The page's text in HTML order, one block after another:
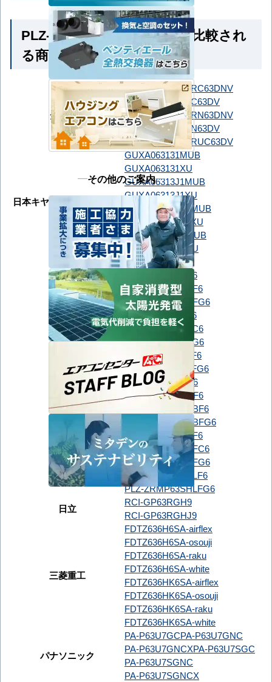
PLZ-ZRMP63SHFG6 とよく比較され
る商品
ダイキン
SSRC63DNTSSRC63DNV
SSRC63DTSSRC63DV
SSRN63DNTSSRN63DNV
SSRN63DTSSRN63DV
SSRUC63DT
SSRUC63DV
日本キヤリア（旧：東芝）
GUXA063131MUB
GUXA063131XU
GUXA06313J1MUB
GUXA06313J1XU
GUXA06313JP1MUB
GUXA06313JP1XU
GUXA06313P1MUB
GUXA06313P1XU
三菱電機
PLZ-ZRMP63G6
PLZ-ZRMP63GF6
PLZ-ZRMP63HBF6
PLZ-ZRMP63HBFG6
PLZ-ZRMP63HF6
PLZ-ZRMP63HFC6
PLZ-ZRMP63HFG6
PLZ-ZRMP63HLF6
PLZ-ZRMP63HLFG6
PLZ-ZRMP63SG6
PLZ-ZRMP63SGF6
PLZ-ZRMP63SHBF6
PLZ-ZRMP63SHBFG6
PLZ-ZRMP63SHF6
PLZ-ZRMP63SHFC6
PLZ-ZRMP63SHFG6
PLZ-ZRMP63SHLF6
PLZ-ZRMP63SHLFG6
日立
RCI-GP63RGH9
RCI-GP63RGHJ9
三菱重工
FDTZ636H6SA-airflex
FDTZ636H6SA-osouji
FDTZ636H6SA-raku
FDTZ636H6SA-white
FDTZ636HK6SA-airflex
FDTZ636HK6SA-osouji
FDTZ636HK6SA-raku
FDTZ636HK6SA-white
パナソニック
PA-P63U7GCPA-P63U7GNC
PA-P63U7GNCXPA-P63U7SGC
PA-P63U7SGNC
PA-P63U7SGNCX
その他のご案内